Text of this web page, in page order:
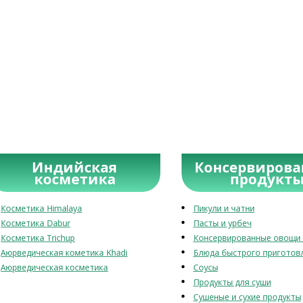
Индийская
косметика
Косметика Himalaya
Косметика Dabur
Косметика Trichup
Аюрведическая кометика Khadi
Аюрведическая косметика
Пикули и чатни
Пасты и урбеч
Консервированные овощи
Блюда быстрого
Соусы
Продукты для суши
Сушеные и сухие продукты